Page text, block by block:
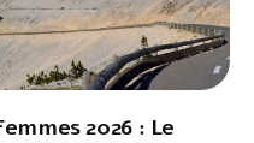
2026 : Le